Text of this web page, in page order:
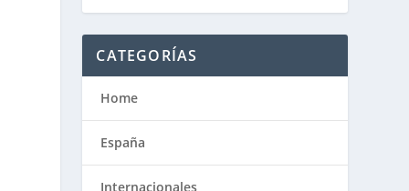
CATEGORÍAS
Home
España
Internacionales